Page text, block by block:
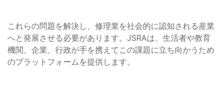
これらの問題を解決し、修理業を社会的に認知される産業
へと発展させる必要があります。JSRAは、生活者や教育
機関、企業、行政が手を携えてこの課題に立ち向かうため
のプラットフォームを提供します。